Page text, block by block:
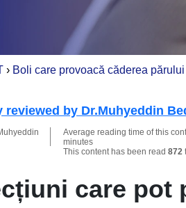
› Boli care provoacă căderea părului
reviewed by Dr.Muhyeddin
Average reading time of this
minutes
This content has been read 872
care pot